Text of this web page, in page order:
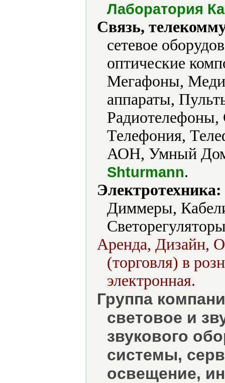
Лаборатория
Связь,
сетевое
оптические
Мегафоны,
аппараты,
Телефония,
АОН, Умный
Shturmann.
Электротехника:
Диммеры,
Аренда, Дизайн,
(торговля) в
электронная.
Группа
световое и
звукового
системы,
освещение,